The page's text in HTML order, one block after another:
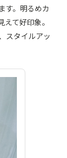
す。明るめカ
て好印象。
スタイルアッ